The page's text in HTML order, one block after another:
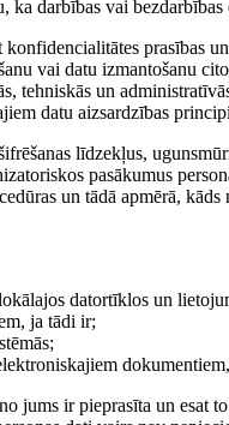
ka darbības vai
prasības
vai datu izmantošanu
tehniskās un
datu aizsardzības
līdzekļus,
pasākumus
un tādā apmērā,
datortīklos un
ja tādi ir;
jums ir pieprasīta un esat